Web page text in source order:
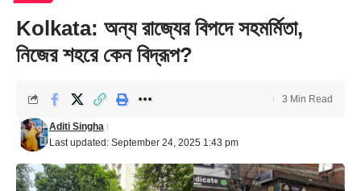
Kolkata: অন্য রাজ্যের বিপদে সহমর্মিতা,
নিজের শহরে কেন বিদ্রূপ?
Last updated: September 24, 2025 1:43 pm
Aditi Singha
3 Min Read